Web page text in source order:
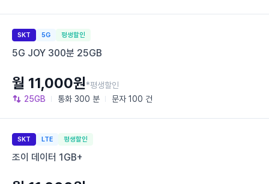
SKT 5G 평생할인
5G JOY 300분 25GB
25GB 통화 300 분 문자 100 건
월 11,000원*평생할인
SKT LTE 평생할인
조이 데이터 1GB+